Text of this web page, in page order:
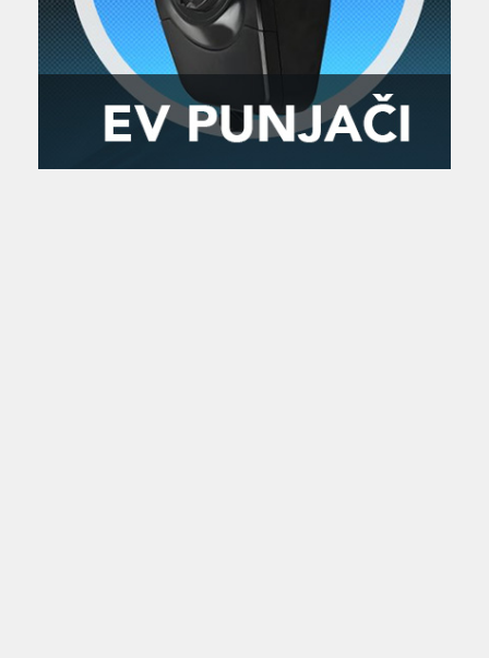
Slaven Gajdek
MTC - Moto Tour Croatia
Vikend vožnje
Zanimljivost
Najave i noviteti